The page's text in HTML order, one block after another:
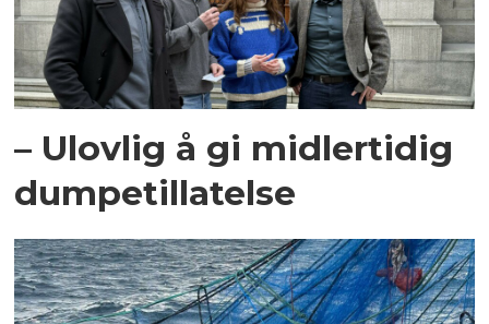
– Ulovlig å gi midlertidig
dumpetillatelse